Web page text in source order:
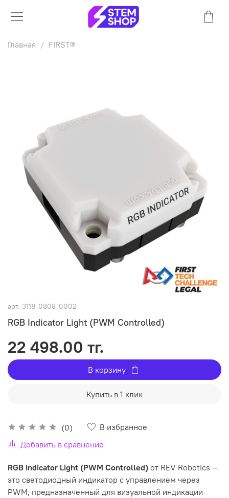
Главная FIRST®
арт. 3118-0808-0002
RGB Indicator Light (PWM Controlled)
(0)
В избранное
Добавить в сравнение
22 498.00 тг.
В корзину
Купить в 1 клик
RGB Indicator Light (PWM Controlled) от REV Robotics —
это светодиодный индикатор с управлением через
PWM, предназначенный для визуальной индикации